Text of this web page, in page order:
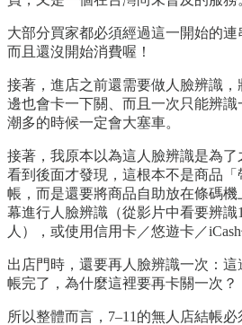
大部分買家都必須經過這一開始的連
而且還沒開始消費喔！
接著，進店之前還需要做人臉辨識
邊也會卡一下關、而且一次只能辨識
潮多的時候一定會大塞車。
接著，我原本以為這人臉辨識是為
看到後面才發現，這根本不是商品
帳，而是還要將商品自助放在條碼
幕進行人臉辨識（從影片中看要辨識
人），或使用信用卡／悠遊卡／iCash
出店門時，還要再人臉辨識一次：
帳完了，為什麼這裡要再卡關一次？
所以整體而言，7–11的無人店結帳必